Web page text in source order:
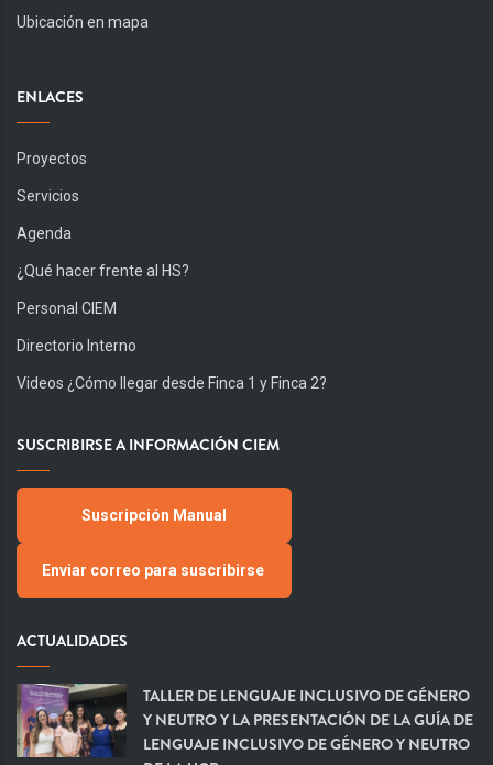
Ubicación en mapa
ENLACES
Proyectos
Servicios
Agenda
¿Qué hacer frente al HS?
Personal CIEM
Directorio Interno
Videos ¿Cómo llegar desde Finca 1 y Finca 2?
SUSCRIBIRSE A INFORMACIÓN CIEM
Suscripción Manual
Enviar correo para suscribirse
ACTUALIDADES
TALLER DE LENGUAJE INCLUSIVO DE GÉNERO
Y NEUTRO Y LA PRESENTACIÓN DE LA GUÍA DE
LENGUAJE INCLUSIVO DE GÉNERO Y NEUTRO